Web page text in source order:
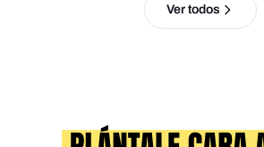
Ver todos